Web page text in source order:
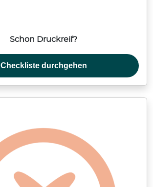
Schon Druckreif?
Checkliste durchgehen